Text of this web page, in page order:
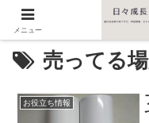
売ってる
お役立ち情報
メニュー